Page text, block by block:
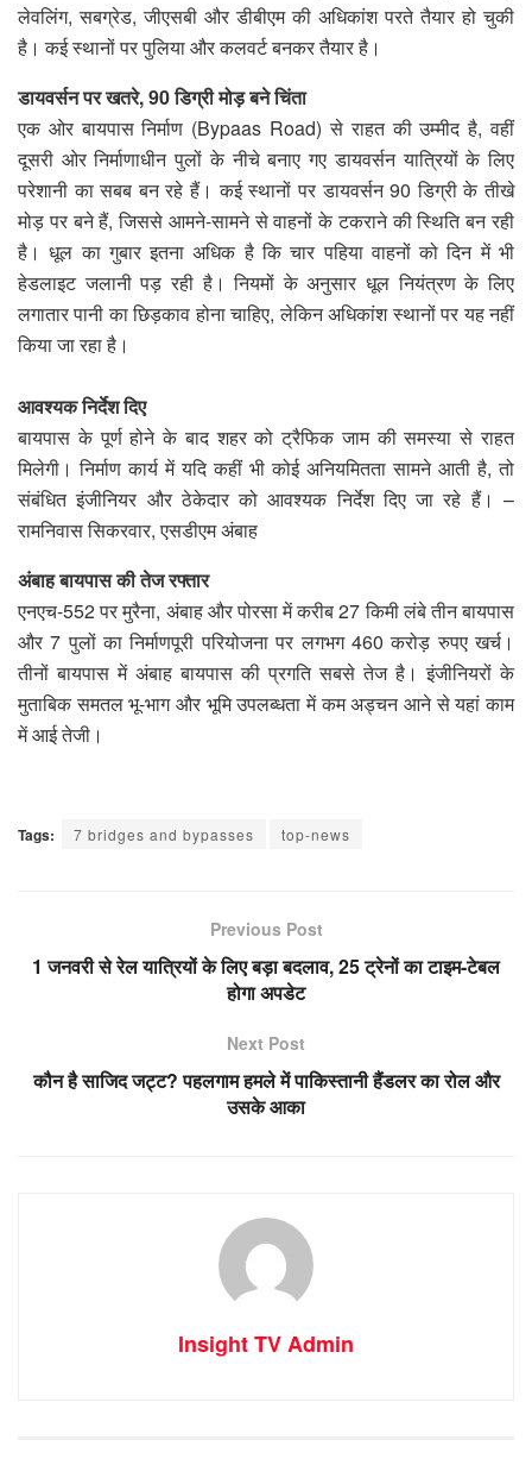
लेवलिंग, सबग्रेड, जीएसबी और डीबीएम की अधिकांश परते तैयार हो चुकी
है। कई स्थानों पर पुलिया और कलवर्ट बनकर तैयार है।
डायवर्सन पर खतरे, 90 डिग्री मोड़ बने चिंता
एक ओर बायपास निर्माण (Bypaas Road) से राहत की उम्मीद है, वहीं
दूसरी ओर निर्माणाधीन पुलों के नीचे बनाए गए डायवर्सन यात्रियों के लिए
परेशानी का सबब बन रहे हैं। कई स्थानों पर डायवर्सन 90 डिग्री के तीखे
मोड़ पर बने हैं, जिससे आमने-सामने से वाहनों के टकराने की स्थिति बन रही
है। धूल का गुबार इतना अधिक है कि चार पहिया वाहनों को दिन में भी
हेडलाइट जलानी पड़ रही है। नियमों के अनुसार धूल नियंत्रण के लिए
लगातार पानी का छिड़‌काव होना चाहिए, लेकिन अधिकांश स्थानों पर यह नहीं
किया जा रहा है।
आवश्यक निर्देश दिए
बायपास के पूर्ण होने के बाद शहर को ट्रैफिक जाम की समस्या से राहत
मिलेगी। निर्माण कार्य में यदि कहीं भी कोई अनियमितता सामने आती है, तो
संबंधित इंजीनियर और ठेकेदार को आवश्यक निर्देश दिए जा रहे हैं। –
रामनिवास सिकरवार, एसडीएम अंबाह
अंबाह बायपास की तेज रफ्तार
एनएच-552 पर मुरैना, अंबाह और पोरसा में करीब 27 किमी लंबे तीन बायपास
और 7 पुलों का निर्माणपूरी परियोजना पर लगभग 460 करोड़ रुपए खर्च।
तीनों बायपास में अंबाह बायपास की प्रगति सबसे तेज है। इंजीनियरों के
मुताबिक समतल भू-भाग और भूमि उपलब्धता में कम अड्चन आने से यहां काम
में आई तेजी।
Tags: 7 bridges and bypasses top-news
Previous Post
1 जनवरी से रेल यात्रियों के लिए बड़ा बदलाव, 25 ट्रेनों का टाइम-टेबल
होगा अपडेट
Next Post
कौन है साजिद जट्ट? पहलगाम हमले में पाकिस्तानी हैंडलर का रोल और
उसके आका
Insight TV Admin